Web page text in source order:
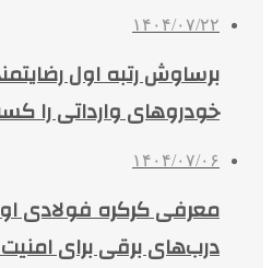
۱۴۰۴/۰۷/۲۲
برساوش رتبه اول
خودروهای وارداتی را
۱۴۰۴/۰۷/۰۶
درب‌های برقی برای